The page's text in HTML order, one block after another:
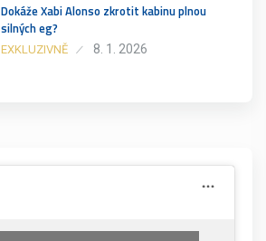
Dokáže Xabi Alonso zkrotit kabinu plnou
silných eg?
EXKLUZIVNĚ 8. 1. 2026